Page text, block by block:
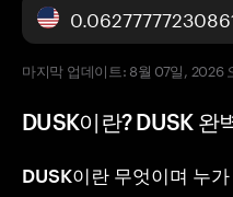
마지막 업데이트: 8월 07일, 2026
DUSK이란? DUSK 완
DUSK이란 무엇이며 누